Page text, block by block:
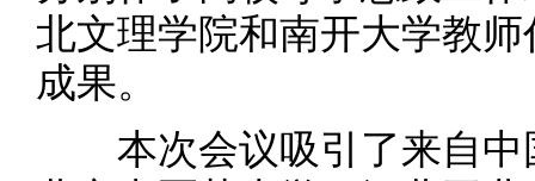
北文理学院和南开大学教
成果。
本次会议吸引了来自中